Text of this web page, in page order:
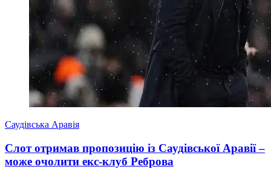
Саудівська Аравія
Слот отримав пропозицію із Саудівської Аравії –
може очолити екс-клуб Реброва